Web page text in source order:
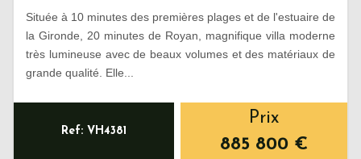
Située à 10 minutes des premières plages et de l'estuaire de
la Gironde, 20 minutes de Royan, magnifique villa moderne
très lumineuse avec de beaux volumes et des matériaux de
grande qualité. Elle...
Ref: VH4381
Prix
885 800 €